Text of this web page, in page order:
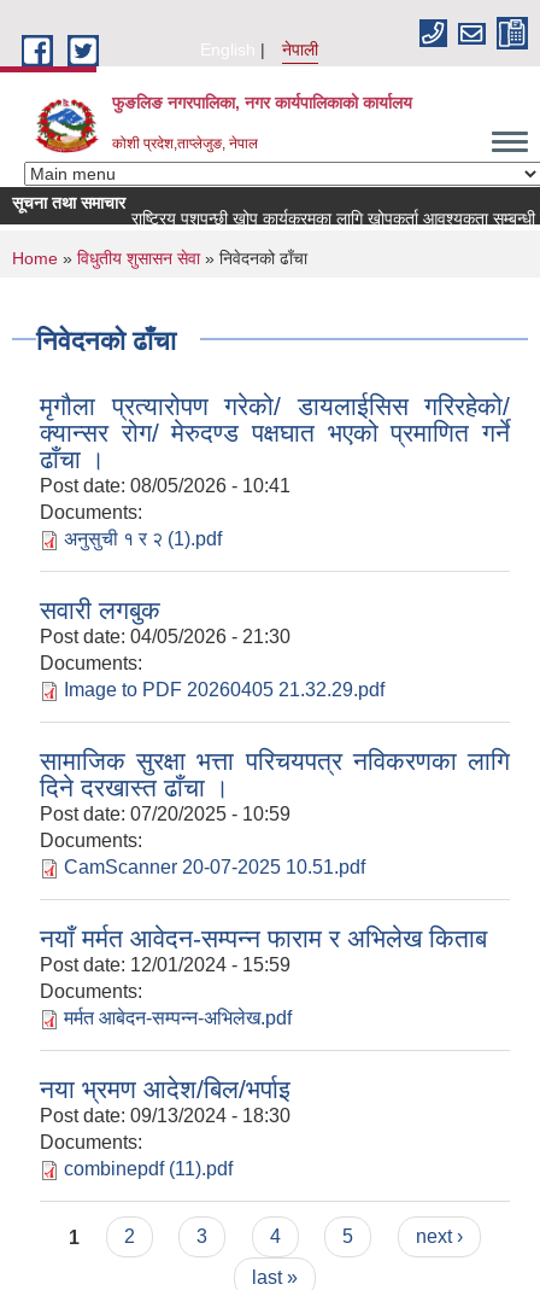
English
नेपाली
फुङलिङ नगरपालिका, नगर कार्यपालिकाको कार्यालय
कोशी प्रदेश,ताप्लेजुङ, नेपाल
सूचना तथा समाचार
राष्ट्रिय पशुपन्छी खोप कार्यक्रमका लागि खोपकर्ता आवश्यकता सम्बन्धी सूचना!
You are here
Home » विधुतीय शुसासन सेवा» निवेदनको ढाँचा
निवेदनको ढाँचा
मृगौला प्रत्यारोपण गरेको/ डायलाईसिस गरिरहेको/
क्यान्सर रोग/ मेरुदण्ड पक्षघात भएको प्रमाणित गर्ने
ढाँचा ।
Post date: 08/05/2026 - 10:41
Documents:
अनुसुची १ र २ (1).pdf
सवारी लगबुक
Post date: 04/05/2026 - 21:30
Documents:
Image to PDF 20260405 21.32.29.pdf
सामाजिक सुरक्षा भत्ता परिचयपत्र नविकरणका लागि
दिने दरखास्त ढाँचा ।
Post date: 07/20/2025 - 10:59
Documents:
CamScanner 20-07-2025 10.51.pdf
नयाँ मर्मत आवेदन-सम्पन्न फाराम र अभिलेख किताब
Post date: 12/01/2024 - 15:59
Documents:
मर्मत आबेदन-सम्पन्न-अभिलेख.pdf
नया भ्रमण आदेश/बिल/भर्पाइ
Post date: 09/13/2024 - 18:30
Documents:
combinepdf (11).pdf
Pages
1 2 3 4 5
next ›
last »